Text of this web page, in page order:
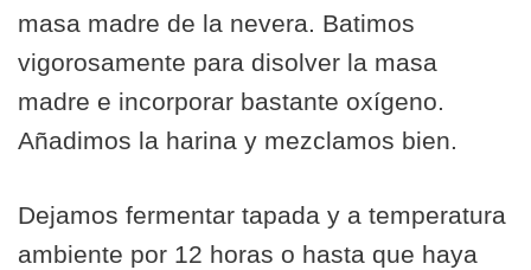
masa madre de la nevera. Batimos
vigorosamente para disolver la masa
madre e incorporar bastante oxígeno.
Añadimos la harina y mezclamos bien.
Dejamos fermentar tapada y a temperatura
ambiente por 12 horas o hasta que haya